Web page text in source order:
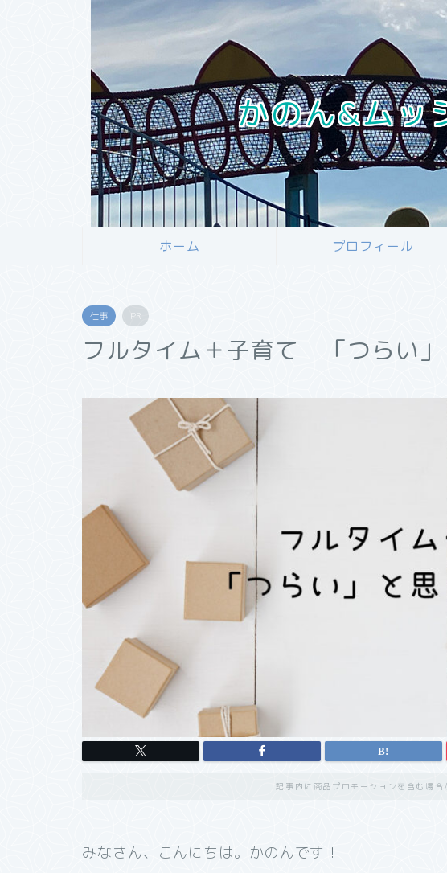
かのん&ム
ホーム プロフィール
仕事 PR
フルタイム＋子育て 「つらい」
記事内に商品プロモーションを含む場合
みなさん、こんにちは。かのんです！